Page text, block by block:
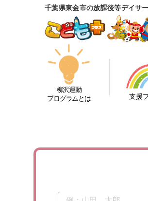
千葉県東金市の放課後等デイサ
柳沢運動
プログラムとは
支援